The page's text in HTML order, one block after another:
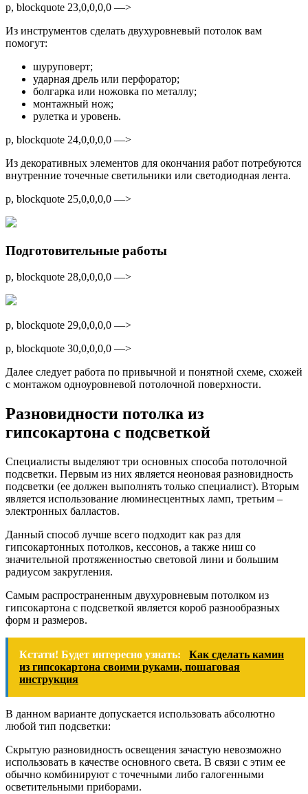
p, blockquote 23,0,0,0,0 —>
Из инструментов сделать двухуровневый потолок вам
помогут:
шуруповерт;
ударная дрель или перфоратор;
болгарка или ножовка по металлу;
монтажный нож;
рулетка и уровень.
p, blockquote 24,0,0,0,0 —>
Из декоративных элементов для окончания работ потребуются
внутренние точечные светильники или светодиодная лента.
p, blockquote 25,0,0,0,0 —>
Подготовительные работы
p, blockquote 28,0,0,0,0 —>
p, blockquote 29,0,0,0,0 —>
p, blockquote 30,0,0,0,0 —>
Далее следует работа по привычной и понятной схеме, схожей
с монтажом одноуровневой потолочной поверхности.
Разновидности потолка из
гипсокартона с подсветкой
Специалисты выделяют три основных способа потолочной
подсветки. Первым из них является неоновая разновидность
подсветки (ее должен выполнять только специалист). Вторым
является использование люминесцентных ламп, третьим –
электронных балластов.
Данный способ лучше всего подходит как раз для
гипсокартонных потолков, кессонов, а также ниш со
значительной протяженностью световой лини и большим
радиусом закругления.
Самым распространенным двухуровневым потолком из
гипсокартона с подсветкой является короб разнообразных
форм и размеров.
Кстати! Будет интересно узнать:
Как сделать камин
из гипсокартона своими руками, пошаговая
инструкция
В данном варианте допускается использовать абсолютно
любой тип подсветки:
Скрытую разновидность освещения зачастую невозможно
использовать в качестве основного света. В связи с этим ее
обычно комбинируют с точечными либо галогенными
осветительными приборами.